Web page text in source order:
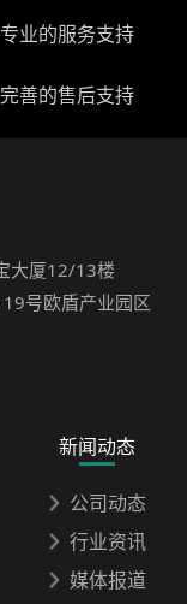
专业的服务支持
完善的售后支持
大厦12/13楼
号欧盾产业园区
新闻动态
公司动态
行业资讯
媒体报道